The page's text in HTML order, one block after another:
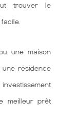
trouver le
une maison
résidence
meilleur prêt